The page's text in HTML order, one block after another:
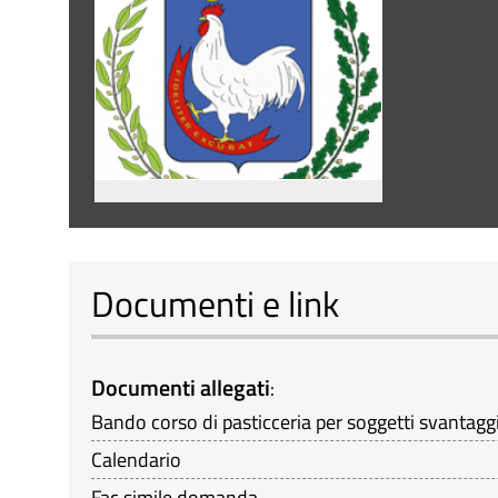
Documenti e link
Documenti allegati:
Bando corso di pasticceria per soggetti
Calendario